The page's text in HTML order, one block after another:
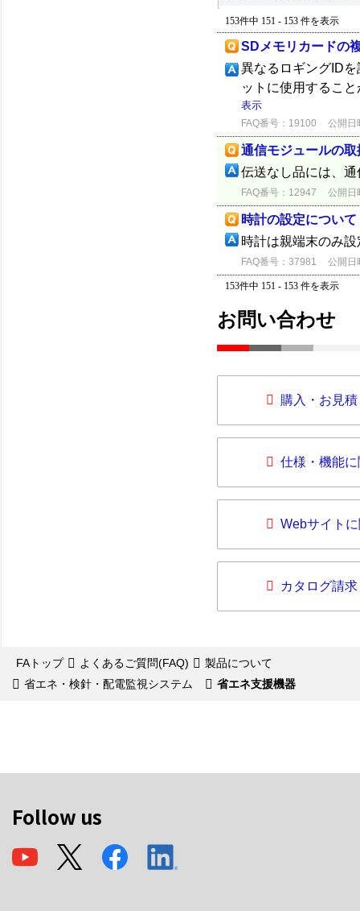
153件中 151 - 153 件を表示
SDメモリカードの
異なるロギングID
ットに使用するこ
表示
FAQ番号：19100 公開日
通信モジュールの取
伝送なし品には、
FAQ番号：12947 公開日
時計の設定につい
時計は親端末のみ
FAQ番号：37981 公開日
153件中 151 - 153 件を表示
お問い合わせ
購入・お見
仕様・機能
Webサイト
カタログ請求
FAトップ よくあるご質問(FAQ)
製品について
省エネ・検針・配電監視システム
省エネ支援機器
Follow us